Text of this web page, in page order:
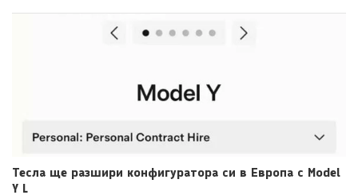
Тесла ще разшири конфигуратора си в Европа с Model
Y L